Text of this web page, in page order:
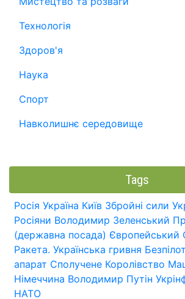
Технологія
Здоров'я
Наука
Спорт
Навколишнє середовище
Tags
Росія Україна Київ Збройні сили
Росіяни Володимир Зеленський
(державна посада) Європейський
Ракета. Українська гривня
апарат Сполучене Королівство
Німеччина Володимир Путін
НАТО